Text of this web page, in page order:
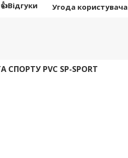
👍Відгуки Угода користувача
PVC SP-SPORT